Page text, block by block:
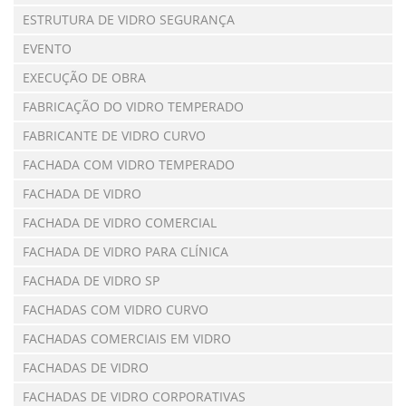
ESTRUTURA DE VIDRO SEGURANÇA
EVENTO
EXECUÇÃO DE OBRA
FABRICAÇÃO DO VIDRO TEMPERADO
FABRICANTE DE VIDRO CURVO
FACHADA COM VIDRO TEMPERADO
FACHADA DE VIDRO
FACHADA DE VIDRO COMERCIAL
FACHADA DE VIDRO PARA CLÍNICA
FACHADA DE VIDRO SP
FACHADAS COM VIDRO CURVO
FACHADAS COMERCIAIS EM VIDRO
FACHADAS DE VIDRO
FACHADAS DE VIDRO CORPORATIVAS